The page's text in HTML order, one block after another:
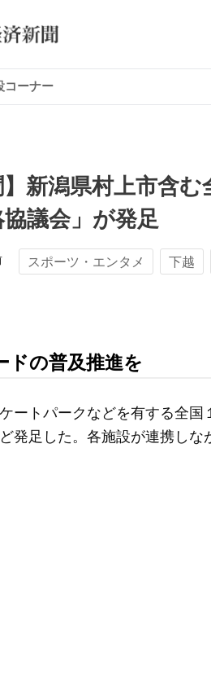
コーナー
】新潟県村上市含
協議会」が発足
スポーツ・エンタメ 下越
ドの普及推進を
ートパークなどを有する全
発足した。各施設が連携し